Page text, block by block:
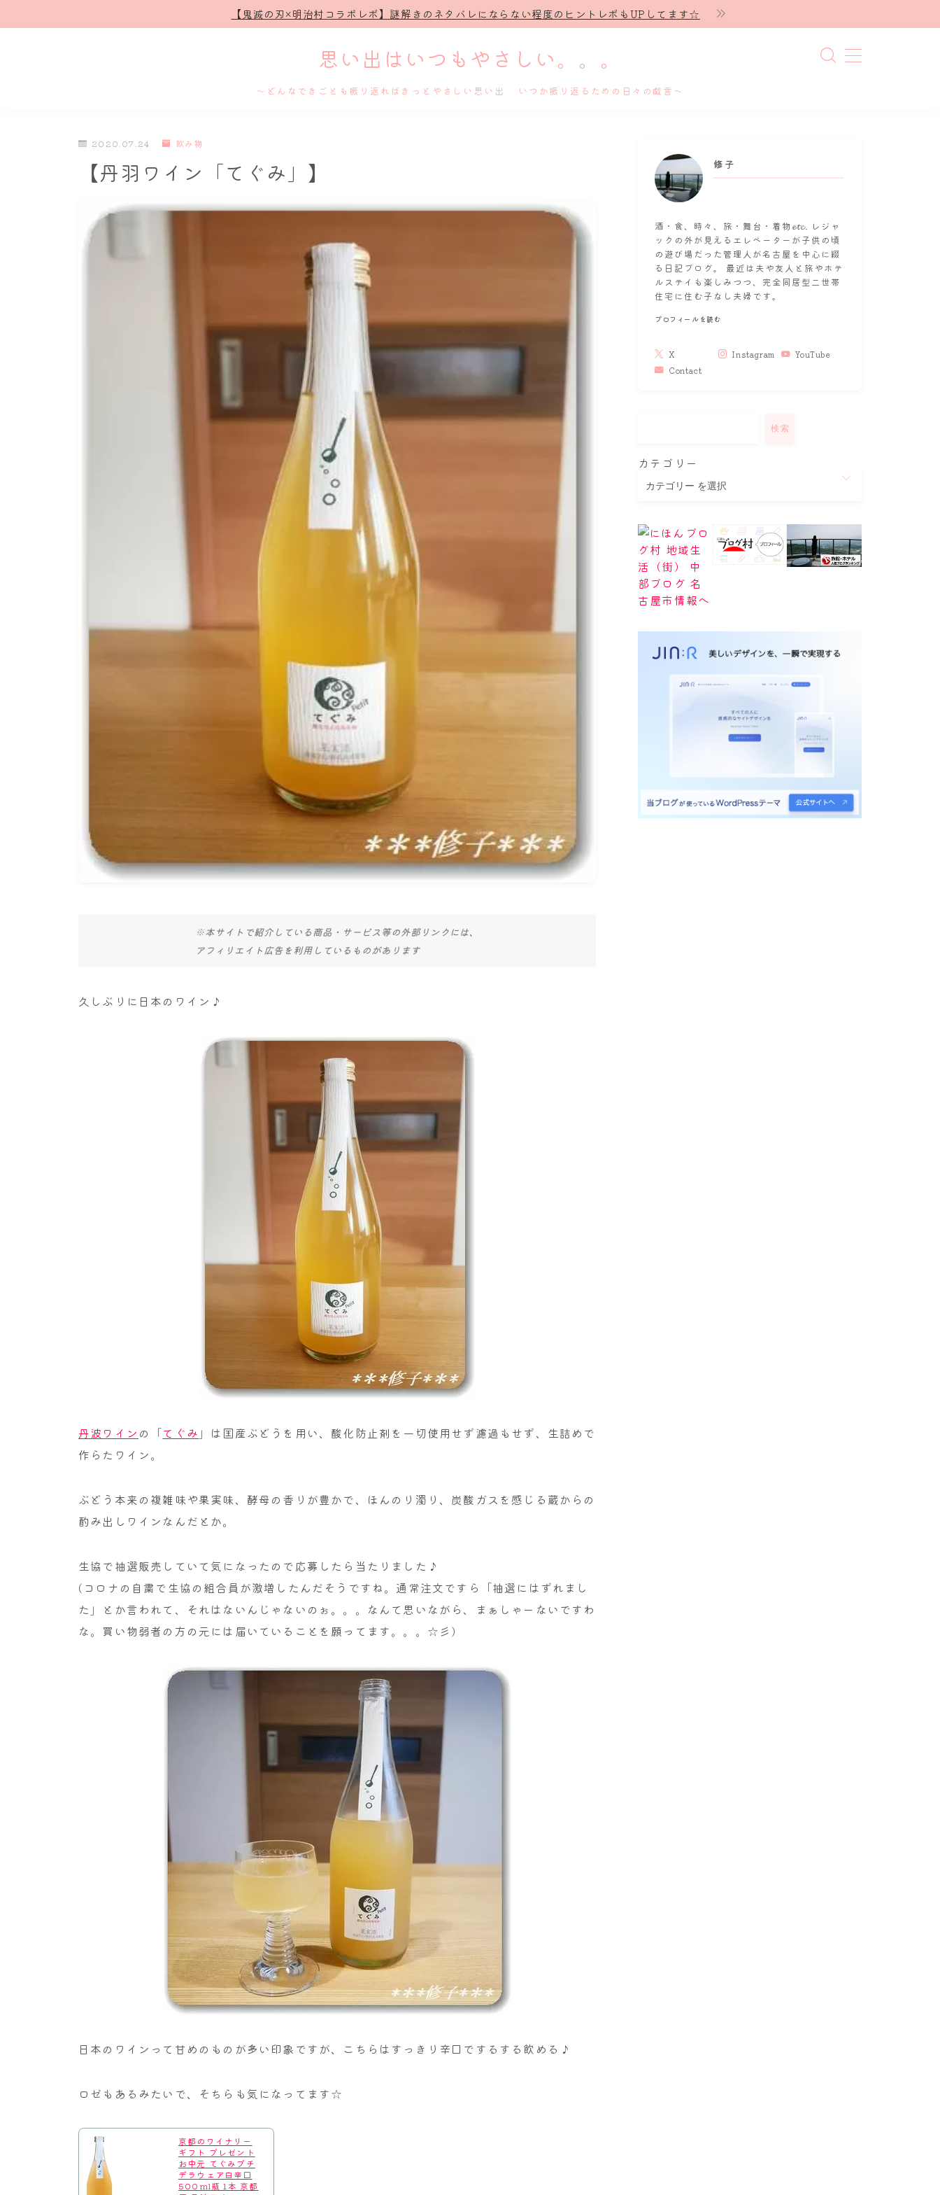
【鬼滅の刃×明治村コラボレポ】謎解きのネタバレにならない程度のヒントレポもUPしてます☆
思い出はいつもやさしい。。。
～どんなできごとも振り返ればきっとやさしい思い出 いつか振り返るための日々の戯言～
ホテル滞在記
名古屋
ナナちゃん人形
2020.07.24 飲み物
【丹羽ワイン「てぐみ」】
※本サイトで紹介している商品・サービス等の外部リンクには、
アフィリエイト広告を利用しているものがあります
久しぶりに日本のワイン♪
丹波ワイン の「てぐみ 」は国産ぶどうを用い、酸化防止剤を一切使用せず濾過もせず、生詰めで
作らたワイン。
ぶどう本来の複雑味や果実味、酵母の香りが豊かで、ほんのり濁り、炭酸ガスを感じる蔵からの
酌み出しワインなんだとか。
生協で抽選販売していて気になったので応募したら当たりました♪
(コロナの自粛で生協の組合員が激増したんだそうですね。通常注文ですら「抽選にはずれまし
た」とか言われて、それはないんじゃないのぉ。。。なんて思いながら、まぁしゃーないですわ
な。買い物弱者の方の元には届いていることを願ってます。。。☆彡)
日本のワインって甘めのものが多い印象ですが、こちらはすっきり辛口でするする飲める♪
ロゼもあるみたいで、そちらも気になってます☆
京都のワイナリー
ギフト プレゼント
お中元 てぐみプチ
デラウェア白辛口
500ml瓶 1本 京都
修子
酒・食、時々、旅・舞台・着物𝓮𝓽𝓬. レジャ
ックの外が見えるエレベーターが子供の頃
の遊び場だった管理人が名古屋を中心に綴
る日記ブログ。 最近は夫や友人と旅やホテ
ルステイも楽しみつつ、完全同居型二世帯
住宅に住む子なし夫婦です。
プロフィールを読む
X Instagram
YouTube
Contact
検索
カテゴリー